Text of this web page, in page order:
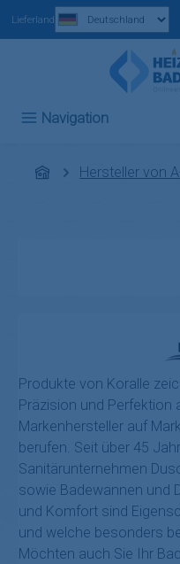
Zum Hauptinhalt springen
Lieferland
Navigation
Hersteller von
Produkte von Koralle
Präzision und Perfektion
Markenhersteller auf
berufen. Seit über 45
Sanitärunternehmen
sowie Badewannen und
und Komfort sind
und welche besonders
Möchten auch Sie Ihr